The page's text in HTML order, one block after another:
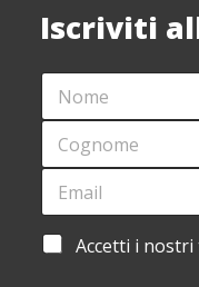
Iscriviti
N
M
*
C
G
O
E
L
Y
O
U
E
A
I
L
A
Accetti i nostri